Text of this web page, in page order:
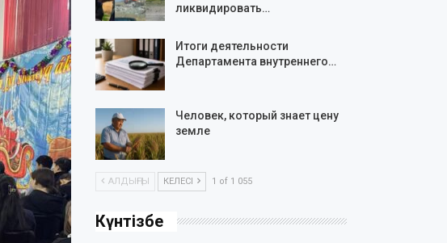
ликвидировать…
Итоги деятельности
Департамента внутреннего…
Человек, который знает цену
земле
АЛДЫҢҒЫ КЕЛЕСІ 1 of 1 055
Күнтізбе